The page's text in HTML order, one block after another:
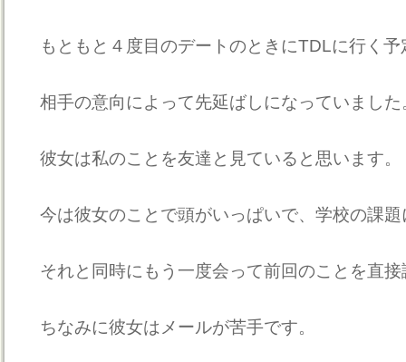
もともと４度目のデートのときにTDLに行く予
相手の意向によって先延ばしになっていました
彼女は私のことを友達と見ていると思います。
今は彼女のことで頭がいっぱいで、学校の課
それと同時にもう一度会って前回のことを直
ちなみに彼女はメールが苦手です。